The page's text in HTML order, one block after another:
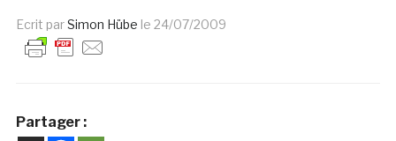
Ecrit parSimon Hübe le 24/07/2009
Partager :